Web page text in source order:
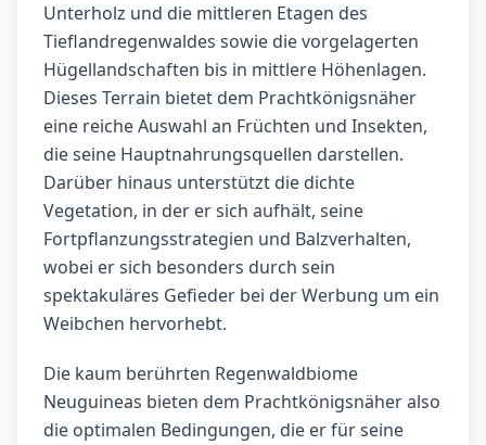
Unterholz und die mittleren Etagen des
Tieflandregenwaldes sowie die vorgelagerten
Hügellandschaften bis in mittlere Höhenlagen.
Dieses Terrain bietet dem Prachtkönigsnäher
eine reiche Auswahl an Früchten und Insekten,
die seine Hauptnahrungsquellen darstellen.
Darüber hinaus unterstützt die dichte
Vegetation, in der er sich aufhält, seine
Fortpflanzungsstrategien und Balzverhalten,
wobei er sich besonders durch sein
spektakuläres Gefieder bei der Werbung um ein
Weibchen hervorhebt.
Die kaum berührten Regenwaldbiome
Neuguineas bieten dem Prachtkönigsnäher also
die optimalen Bedingungen, die er für seine